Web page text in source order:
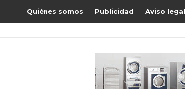
Quiénes somos Publicidad Aviso legal